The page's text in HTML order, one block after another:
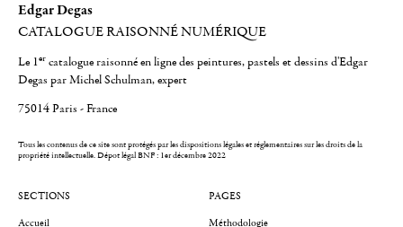
Edgar Degas
CATALOGUE RAISONNÉ NUMÉRIQUE
Le 1er catalogue raisonné en ligne des peintures, pastels et dessins d'Edgar
Degas par Michel Schulman, expert
75014 Paris - France
Tous les contenus de ce site sont protégés par les dispositions légales et réglementaires sur les droits de la
propriété intellectuelle.Dépot légal BNF : 1er décembre 2022
SECTIONS
Accueil
PAGES
Méthodologie